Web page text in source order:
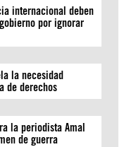
internacional deben
por ignorar
la necesidad
de derechos
la periodista Amal
de guerra